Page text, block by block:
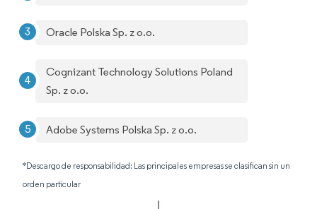
Oracle Polska Sp. z o.o.
Cognizant Technology Solutions Poland
Sp. z o.o.
Adobe Systems Polska Sp. z o.o.
*Descargo de responsabilidad: Las principales empresas se clasifican sin un
orden particular